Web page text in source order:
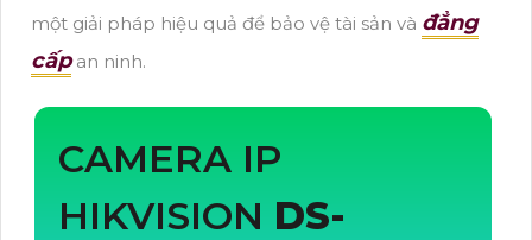
một giải pháp hiệu quả để bảo vệ tài sản và đẳng
cấpan ninh.
CAMERA IP
HIKVISION DS-